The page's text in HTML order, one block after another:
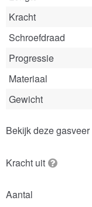
Kracht
Schroefdraad
Progressie
Materiaal
Gewicht
Bekijk deze gasveer
Kracht uit
Aantal